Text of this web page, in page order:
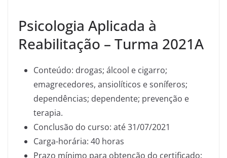
Psicologia Aplicada à
Reabilitação – Turma 2021A
Conteúdo: drogas; álcool e cigarro;
emagrecedores, ansiolíticos e soníferos;
dependências; dependente; prevenção e
terapia.
Conclusão do curso: até 31/07/2021
Carga-horária: 40 horas
Prazo mínimo para obtenção do certificado: